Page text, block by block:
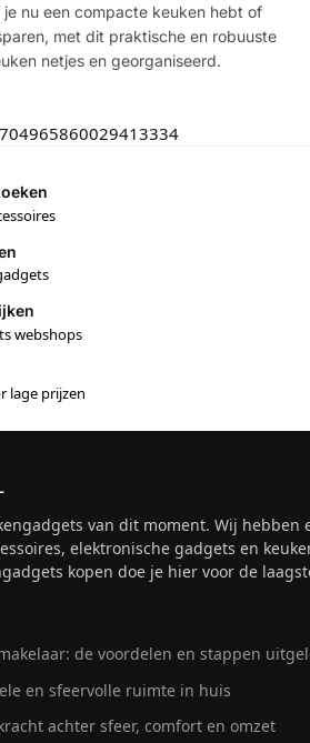
je nu een compacte keuken hebt of
met dit praktische en robuuste
netjes en georganiseerd.
webshops
lage prijzen
van dit moment. Wij hebben
elektronische gadgets en
kopen doe je hier voor de
de voordelen en stappen
en sfeervolle ruimte in huis
achter sfeer, comfort en omzet